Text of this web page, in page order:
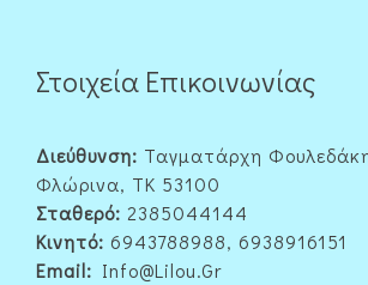
Στοιχεία Επικοινωνίας
Διεύθυνση: Ταγματάρχη
Φλώρινα, ΤΚ 53100
Σταθερό: 2385044144
Κινητό: 6943788988, 6938916151
Email: Info@lilou.gr